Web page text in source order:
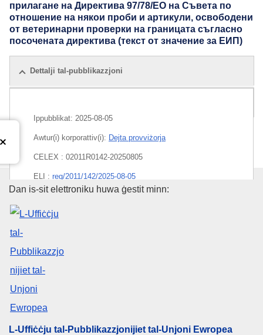
прилагане на Директива 97/78/ЕО на Съвета по
отношение на някои проби и артикули, освободени
от ветеринарни проверки на границата съгласно
посочената директива (текст от значение за ЕИП)
Dettalji tal-pubblikazzjoni
Ippubblikat: 2025-08-05
Awtur(i) korporattiv(i): Dejta provviżorja
CELEX : 02011R0142-20250805
ELI : reg/2011/142/2025-08-05
EDITION : 401e0b1e-c557-11ec-b6f4-01aa75ed71a1
EDITION : 168f48e8-af7b-11ec-83e1-01aa75ed71a1
EDITION : 5060cac1-bf1e-11f0-a612-01aa75ed71a1
L-Uffiċċju tal-Pubblikazzjonijiet
Dan is-sit elettroniku huwa ġestit minn:
L-Uffiċċju tal-Pubblikazzjonijiet tal-Unjoni Ewropea